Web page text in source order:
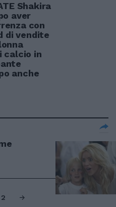
Shakira
aver
con
di vendite
calcio in
anche
2